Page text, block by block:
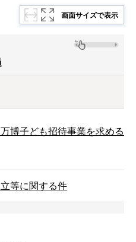
画面サイズで表示
博子ども招待事業を求める
等に関する件